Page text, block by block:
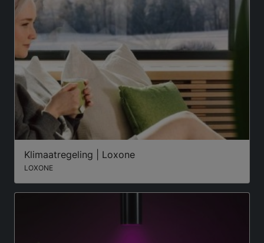
Klimaatregeling | Loxone
LOXONE